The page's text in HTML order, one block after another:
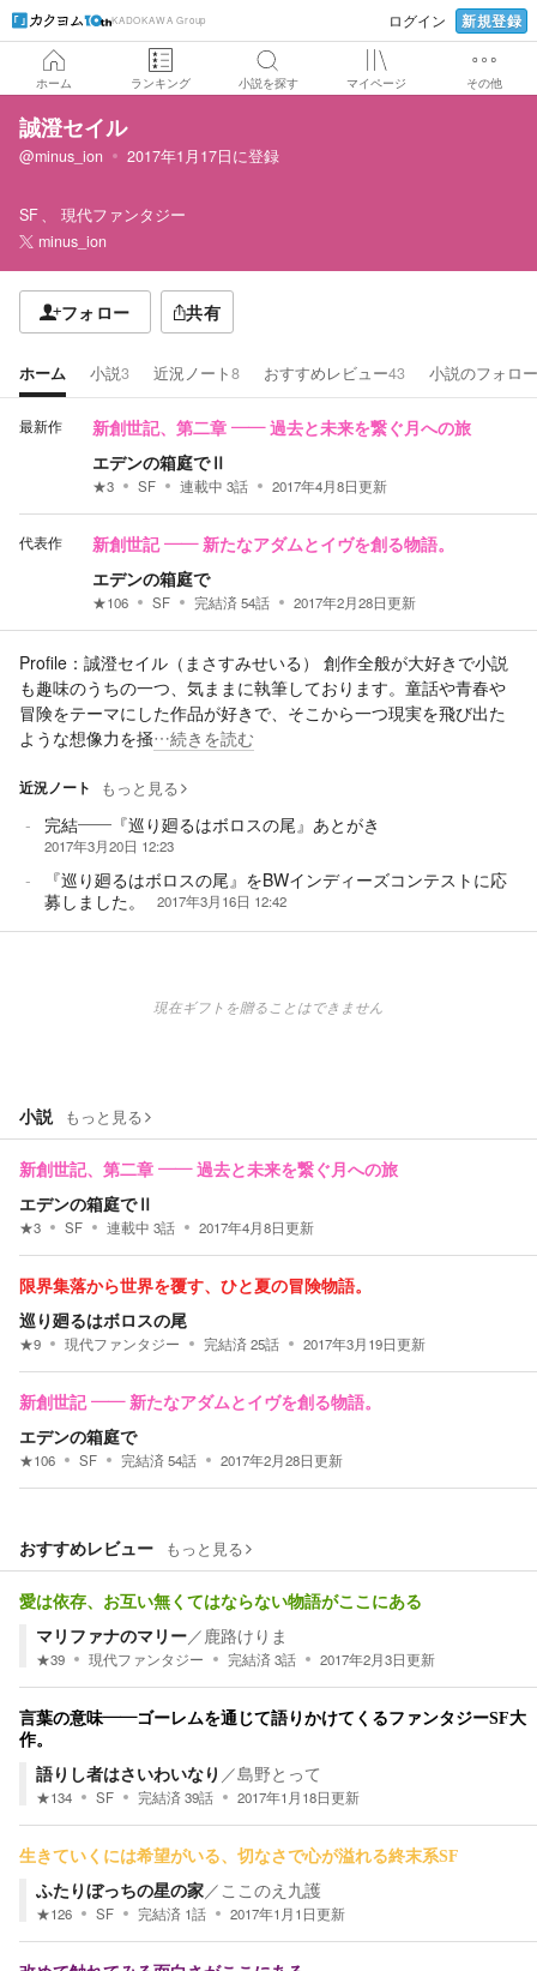
KADOKAWA Group ログイン 新規登録
ホーム ランキング 小説を探す マイページ その他
誠澄セイル
@minus_ion 2017年1月17日に登録
SF
現代ファンタジー
minus_ion
フォロー 共有
ホーム 小説3 近況ノート8 おすすめレビュー43 小説のフォロー
最新作 新創世記、第二章 ―― 過去と未来を繋ぐ月への旅
エデンの箱庭でⅡ
★3 SF 連載中 3話 2017年4月8日更新
代表作 新創世記 ―― 新たなアダムとイヴを創る物語。
エデンの箱庭で
★106 SF 完結済54話 2017年2月28日更新
Profile：誠澄セイル（まさすみせいる） 創作全般が大好きで小説
も趣味のうちの一つ、気ままに執筆しております。童話や青春や
冒険をテーマにした作品が好きで、そこから一つ現実を飛び出た
ような想像力を掻…続きを読む
近況ノート もっと見る
完結――『巡り廻るはボロスの尾』あとがき
2017年3月20日 12:23
『巡り廻るはボロスの尾』をBWインディーズコンテストに応
募しました。
2017年3月16日 12:42
現在ギフトを贈ることはできません
小説 もっと見る
新創世記、第二章 ―― 過去と未来を繋ぐ月への旅
エデンの箱庭でⅡ
★3 SF 連載中 3話 2017年4月8日更新
限界集落から世界を覆す、ひと夏の冒険物語。
巡り廻るはボロスの尾
★9 現代ファンタジー 完結済25話 2017年3月19日更新
新創世記 ―― 新たなアダムとイヴを創る物語。
エデンの箱庭で
★106 SF 完結済54話 2017年2月28日更新
おすすめレビュー もっと見る
愛は依存、お互い無くてはならない物語がここにある
マリファナのマリー／鹿路けりま
★39 現代ファンタジー 完結済3話 2017年2月3日更新
言葉の意味――ゴーレムを通じて語りかけてくるファンタジーSF大
作。
語りし者はさいわいなり ／島野とって
★134 SF 完結済39話 2017年1月18日更新
生きていくには希望がいる、切なさで心が溢れる終末系SF
ふたりぼっちの星の家／ ここのえ九護
★126 SF 完結済 1話 2017年1月1日更新